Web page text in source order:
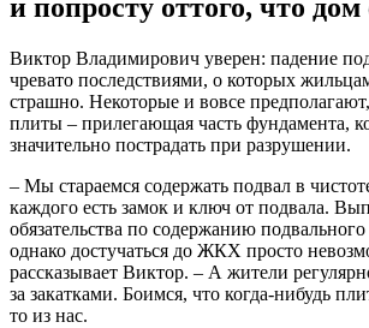
и попросту оттого, что
Виктор Владимирович уверен: падение
чревато последствиями, о которых
страшно. Некоторые и вовсе
плиты – прилегающая часть фундамента,
значительно пострадать при разрушении.
– Мы стараемся содержать подвал в
каждого есть замок и ключ от подвала.
обязательства по содержанию
однако достучаться до ЖКХ просто
рассказывает Виктор. – А жители
за закатками. Боимся, что когда-нибудь
то из нас.